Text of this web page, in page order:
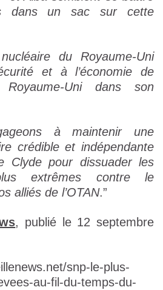
dans un sac sur cette
du Royaume-Uni
et à l’économie de
Uni dans son
à maintenir une
crédible et indépendante
Clyde pour dissuader les
extrêmes contre le
alliés de l’OTAN.”
, publié le 12 septembre
snp-le-plus-
au-fil-du-temps-du-